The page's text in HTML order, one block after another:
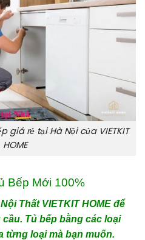
giá rẻ tại Hà Nội của VIETKIT
HOME
Bếp Mới 100%
Thất VIETKIT HOME để
Tủ bếp bằng các loại
từng loại mà bạn muốn.